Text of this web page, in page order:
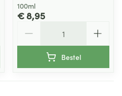
100ml
€ 8,95
Bestel